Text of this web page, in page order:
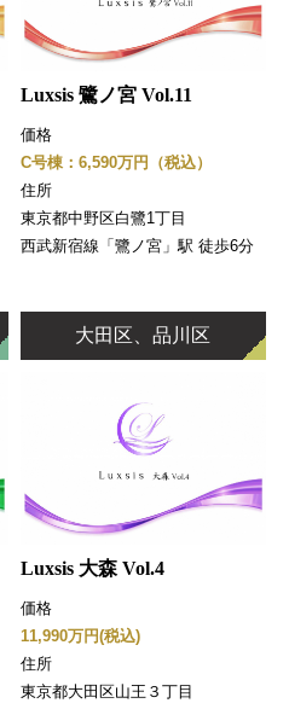
Luxsis 鷺ノ宮 Vol.11
価格
C号棟：6,590万円（税込）
住所
東京都中野区白鷺1丁目
西武新宿線「鷺ノ宮」駅 徒歩6分
大田区、品川区
Luxsis 大森 Vol.4
価格
11,990万円(税込)
住所
東京都大田区山王３丁目